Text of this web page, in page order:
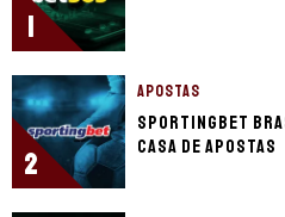
1
2
APOSTAS
Sportingbet
casa de apostas